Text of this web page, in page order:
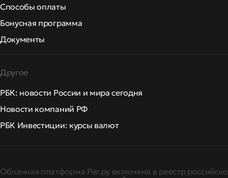
Способы оплаты
Бонусная программа
Документы
Другое
РБК: новости России и мира сегодня
Новости компаний РФ
РБК Инвестиции: курсы валют
Облачная платформа Рег.ру включена в реестр